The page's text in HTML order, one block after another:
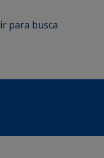
ir para busca